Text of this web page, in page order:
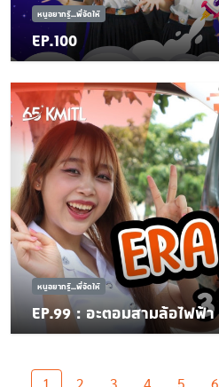
หนูอยากรู้...พี่จัดให้
EP.100
หนูอยากรู้...พี่จัดให้
EP.99 : อะตอมสามล้อไฟฟ้า
Pagination